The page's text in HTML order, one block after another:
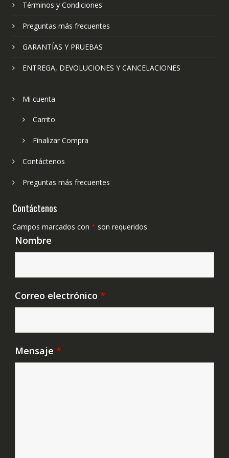
Términos y Condiciones
Preguntas más frecuentes
GARANTÍAS Y PRUEBAS
ENTREGA, DEVOLUCIONES Y CANCELACIONES
Mi cuenta
Carrito
Finalizar Compra
Contáctenos
Preguntas más frecuentes
Contáctenos
Campos marcados con * son requeridos
Nombre
Correo electrónico *
Mensaje *